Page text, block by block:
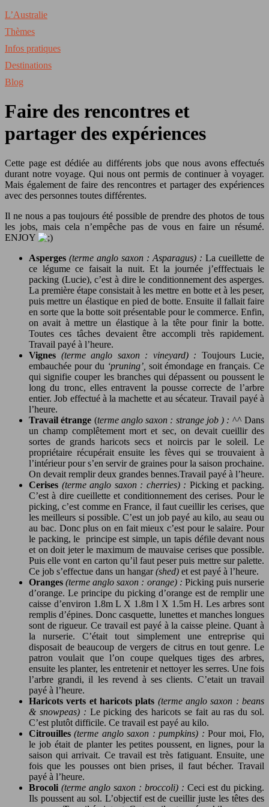
L’Australie
Thèmes
Infos pratiques
Destinations
Blog
Faire des rencontres et
partager des expériences
Cette page est dédiée au différents jobs que nous avons effectués
durant notre voyage. Qui nous ont permis de continuer à voyager.
Mais également de faire des rencontres et partager des expériences
avec des personnes toutes différentes.
Il ne nous a pas toujours été possible de prendre des photos de tous
les jobs, mais cela n’empêche pas de vous en faire un résumé.
ENJOY
Asperges (terme anglo saxon : Asparagus) : La cueillette de
ce légume ce faisait la nuit. Et la journée j’efffectuais le
packing (Lucie), c’est à dire le conditionnement des asperges.
La première étape consistait à les mettre en botte et à les peser,
puis mettre un élastique en pied de botte. Ensuite il fallait faire
en sorte que la botte soit présentable pour le commerce. Enfin,
on avait à mettre un élastique à la tête pour finir la botte.
Toutes ces tâches devaient être accompli très rapidement.
Travail payé à l’heure.
Vignes (terme anglo saxon : vineyard) : Toujours Lucie,
embauchée pour du ‘pruning’, soit émondage en français. Ce
qui signifie couper les branches qui dépassent ou poussent le
long du tronc, elles entravent la pousse correcte de l’arbre
entier. Job effectué à la machette et au sécateur. Travail payé à
l’heure.
Travail étrange (terme anglo saxon : strange job ) : ^^ Dans
un champ complêtement mort et sec, on devait cueillir des
sortes de grands haricots secs et noircis par le soleil. Le
propriétaire récupérait ensuite les fèves qui se trouvaient à
l’intérieur pour s’en servir de graines pour la saison prochaine.
On devait remplir deux grandes bennes.Travail payé à l’heure.
Cerises (terme anglo saxon : cherries) : Picking et packing.
C’est à dire cueillette et conditionnement des cerises. Pour le
picking, c’est comme en France, il faut cueillir les cerises, que
les meilleurs si possible. C’est un job payé au kilo, au seau ou
au bac. Donc plus on en fait mieux c’est pour le salaire. Pour
le packing, le principe est simple, un tapis défile devant nous
et on doit jeter le maximum de mauvaise cerises que possible.
Puis elle vont en carton qu’il faut peser puis mettre sur palette.
Ce job s’effectue dans un hangar(shed) et est payé à l’heure.
Oranges (terme anglo saxon : orange) : Picking puis nurserie
d’orange. Le principe du picking d’orange est de remplir une
caisse d’environ 1.8m L X 1.8m l X 1.5m H. Les arbres sont
remplis d’épines. Donc casquette, lunettes et manches longues
sont de rigueur. Ce travail est payé à la caisse pleine. Quant à
la nurserie. C’était tout simplement une entreprise qui
disposait de beaucoup de vergers de citrus en tout genre. Le
patron voulait que l’on coupe quelques tiges des arbres,
ensuite les planter, les entretenir et nettoyer les serres. Une fois
l’arbre grandi, il les revend à ses clients. C’etait un travail
payé à l’heure.
Haricots verts et haricots plats (terme anglo saxon : beans
& snowpeas) : Le picking des haricots se fait au ras du sol.
C’est plutôt difficile. Ce travail est payé au kilo.
Citrouilles (terme anglo saxon : pumpkins) :Pour moi, Flo,
le job était de planter les petites poussent, en lignes, pour la
saison qui arrivait. Ce travail est très fatiguant. Ensuite, une
fois que les pousses ont bien prises, il faut bécher. Travail
payé à l’heure.
Brocoli (terme anglo saxon : broccoli) : Ceci est du picking.
Ils poussent au sol. L’objectif est de cueillir juste les têtes des